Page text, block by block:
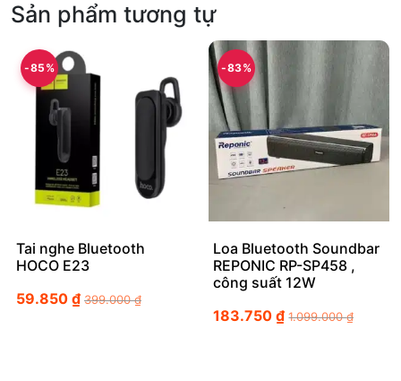
Sản phẩm tương tự
-85%
Tai nghe Bluetooth
HOCO E23
59.850 ₫ 399.000₫
-83%
Loa Bluetooth Soundbar
REPONIC RP-SP458 ,
công suất 12W
183.750₫ 1.099.000₫